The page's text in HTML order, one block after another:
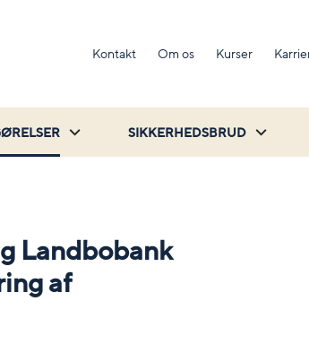
Kontakt Om os Kurser
SIKKERHEDSBRUD
Landbobank
af